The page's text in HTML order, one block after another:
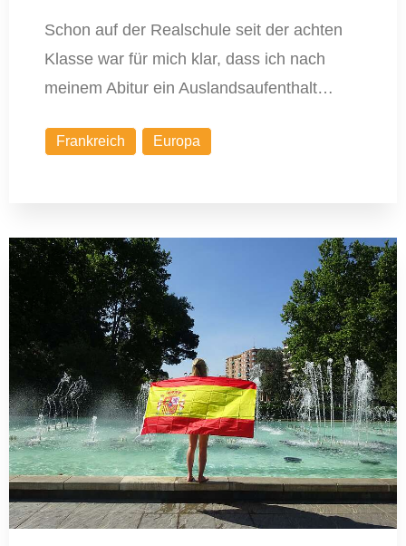
Schon auf der Realschule seit der achten
Klasse war für mich klar, dass ich nach
meinem Abitur ein Auslandsaufenthalt…
Frankreich Europa